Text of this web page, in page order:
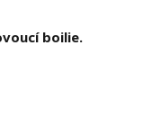
boilie.